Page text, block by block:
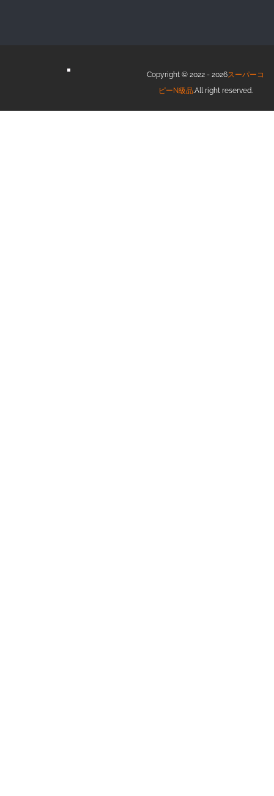
Copyright © 2022 - 2026スーパーコ
ピーN級品.All right reserved.